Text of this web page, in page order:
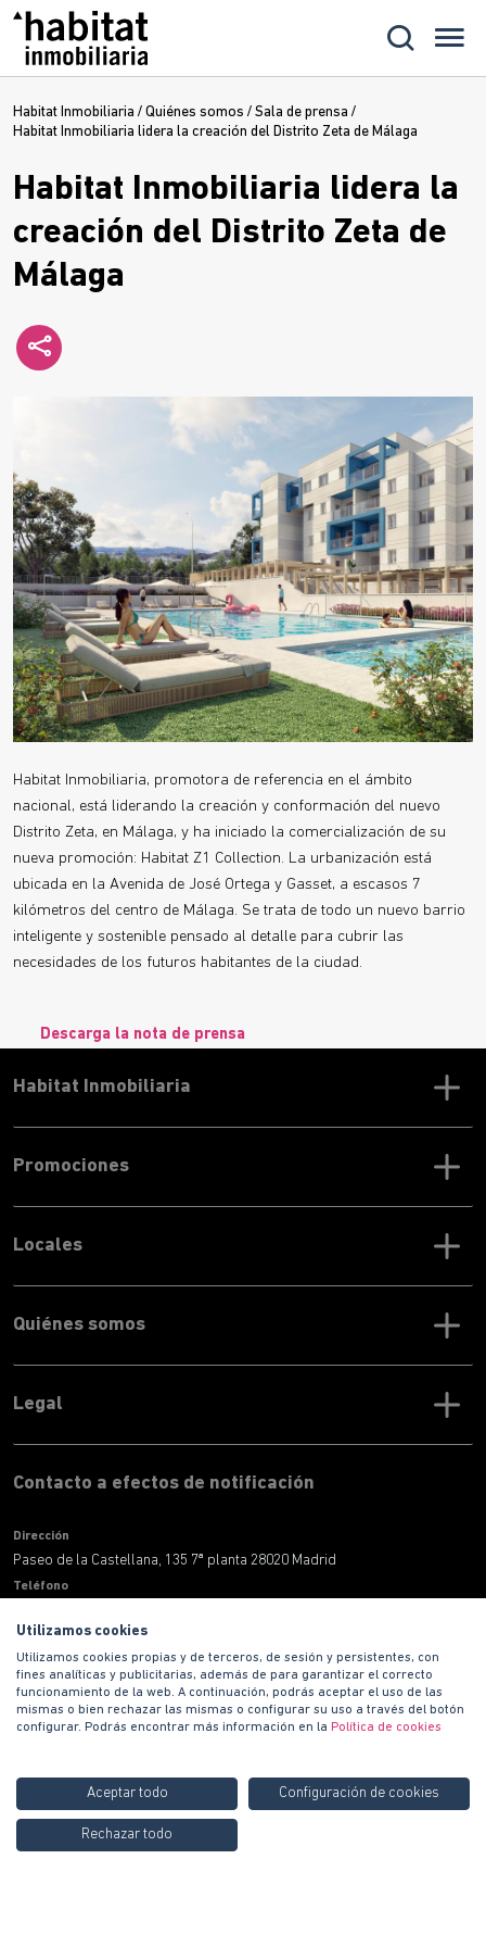
Llámanos GRATIS al
100 420
Habitat Inmobiliaria / Quiénes somos / Sala de prensa /
Habitat Inmobiliaria lidera la creación del Distrito Zeta de Málaga
Habitat Inmobiliaria lidera la
creación del Distrito Zeta de
Málaga
Habitat Inmobiliaria, promotora de referencia en el ámbito
nacional, está liderando la creación y conformación del nuevo
Distrito Zeta, en Málaga, y ha iniciado la comercialización de su
nueva promoción: Habitat Z1 Collection. La urbanización está
ubicada en la Avenida de José Ortega y Gasset, a escasos 7
kilómetros del centro de Málaga. Se trata de todo un nuevo barrio
inteligente y sostenible pensado al detalle para cubrir las
necesidades de los futuros habitantes de la ciudad.
Descarga la nota de prensa
Promociones
Locales
Contacto a efectos de notificación
Dirección
Paseo de la Castellana, 135 7ª planta 28020 Madrid
Teléfono
Correo electronico
informacion@habitat.es
Territoriales
Quiénes somos
Legal
Habitat Inmobiliaria
Copyright © 2021 PROMOCIONES HABITAT S.A.
Utilizamos cookies
Utilizamos cookies propias y de terceros, de sesión y persistentes, con
fines analíticas y publicitarias, además de para garantizar el correcto
funcionamiento de la web. A continuación, podrás aceptar el uso de las
mismas o bien rechazar las mismas o configurar su uso a través del botón
configurar. Podrás encontrar más información en la Política de cookies
Aceptar todo Configuración de cookies
Rechazar todo